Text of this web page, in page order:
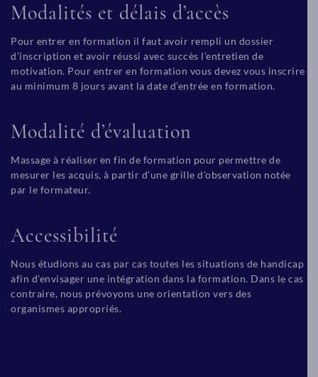
Modalités et délais d’accès
Pour entrer en formation il faut avoir rempli un dossier
d’inscription et avoir réussi avec succès l’entretien de
motivation. Pour entrer en formation vous devez vous inscrire
au minimum 8 jours avant la date d’entrée en formation.
Modalité d’évaluation
Massage à réaliser en fin de formation pour permettre de
mesurer les acquis, à partir d’une grille d’observation notée
par le formateur.
Accessibilité
Nous étudions au cas par cas toutes les situations de handicap
afin d’envisager une intégration dans la formation. Dans le cas
contraire, nous prévoyons une orientation vers des
organismes appropriés.